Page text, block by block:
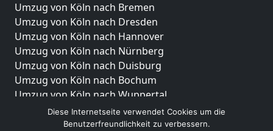
Umzug von Köln nach Bremen
Umzug von Köln nach Dresden
Umzug von Köln nach Hannover
Umzug von Köln nach Nürnberg
Umzug von Köln nach Duisburg
Umzug von Köln nach Bochum
Umzug von Köln nach Wuppertal
Umzug von Köln nach Bielefeld
Umzug von Köln nach Bonn
Diese Internetseite verwendet Cookies um die
Benutzerfreundlichkeit zu verbessern.